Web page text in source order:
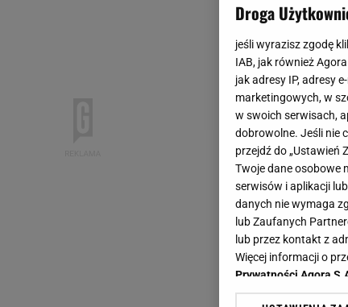
Droga
jeśli wyrazisz zgodę
IAB, jak również
jak adresy IP, adresy
marketingowych, w
w swoich serwisach,
dobrowolne. Jeśli nie
przejdź do „Ustawień
Twoje dane osobowe
serwisów i aplikacji
danych nie wymaga
lub Zaufanych
lub przez kontakt z
Więcej informacji o
Prywatności Agora